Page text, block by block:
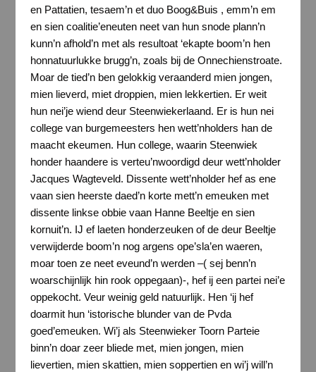
en Pattatien, tesaem’n et duo Boog&Buis , emm’n em
en sien coalitie’eneuten neet van hun snode plann’n
kunn’n afhold’n met als resultoat ‘ekapte boom’n hen
honnatuurlukke brugg’n, zoals bij de Onnechienstroate.
Moar de tied’n ben gelokkig veraanderd mien jongen,
mien lieverd, miet droppien, mien lekkertien. Er weit
hun nei’je wiend deur Steenwiekerlaand. Er is hun nei
college van burgemeesters hen wett’nholders han de
maacht ekeumen. Hun college, waarin Steenwiek
honder haandere is verteu’nwoordigd deur wett’nholder
Jacques Wagteveld. Dissente wett’nholder hef as ene
vaan sien heerste daed’n korte mett’n emeuken met
dissente linkse obbie vaan Hanne Beeltje en sien
kornuit’n. IJ ef laeten honderzeuken of de deur Beeltje
verwijderde boom’n nog argens ope’sla’en waeren,
moar toen ze neet eveund’n werden –( sej benn’n
woarschijnlijk hin rook oppegaan)-, hef ij een partei nei’e
oppekocht. Veur weinig geld natuurlijk. Hen ‘ij hef
doarmit hun ‘istorische blunder van de Pvda
goed’emeuken. Wi’j als Steenwieker Toorn Parteie
binn’n doar zeer bliede met, mien jongen, mien
lievertien, mien skattien, mien soppertien en wi’j will’n